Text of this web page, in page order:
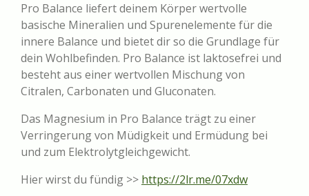
Pro Balance liefert deinem Körper wertvolle
basische Mineralien und Spurenelemente für die
innere Balance und bietet dir so die Grundlage für
dein Wohlbefinden. Pro Balance ist laktosefrei und
besteht aus einer wertvollen Mischung von
Citralen, Carbonaten und Gluconaten.
Das Magnesium in Pro Balance trägt zu einer
Verringerung von Müdigkeit und Ermüdung bei
und zum Elektrolytgleichgewicht.
Hier wirst du fündig >> https://2lr.me/07xdw